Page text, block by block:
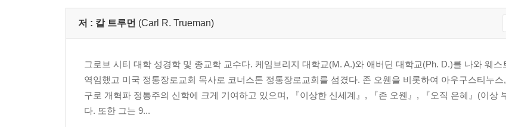
성령의 신격
하나님과 피조 세계
타락 이전의 자연신학
행위언약
타락 이후의 상황
저 : 칼 트루먼 (Carl R. Trueman)
그로브 시티 대학 성경학 및 종교학 교수다. 케임브리지 대학교(M. A.)와 애버딘 대학교(Ph. D.)를 나와 웨
역임했고 미국 정통장로교회 목사로 코너스톤 정통장로교회를 섬겼다. 존 오웬을 비롯하여 아우구스티누
구로 개혁파 정통주의 신학에 크게 기여하고 있으며, 『이상한 신세계』, 『존 오웬』, 『오직 은혜』(이상
다. 또한 그는 9...